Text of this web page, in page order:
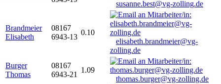
susanne.best@vg-zolling.de
Brandmeier
Elisabeth
08167
6943-13
0.10
elisabeth.brandmeier@vg-
zolling.de
Burger
Thomas
08167
6943-21
1.09
thomas.burger@vg-zolling.de